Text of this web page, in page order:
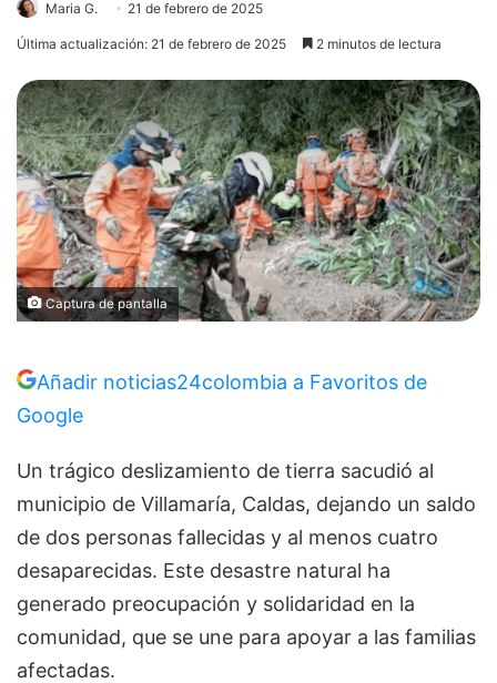
Maria G. 21 de febrero de 2025
Última actualización: 21 de febrero de 2025 2 minutos de lectura
Captura de pantalla
Añadir noticias24colombia a Favoritos de
Google
Un trágico deslizamiento de tierra sacudió al
municipio de Villamaría, Caldas, dejando un saldo
de dos personas fallecidas y al menos cuatro
desaparecidas. Este desastre natural ha
generado preocupación y solidaridad en la
comunidad, que se une para apoyar a las familias
afectadas.